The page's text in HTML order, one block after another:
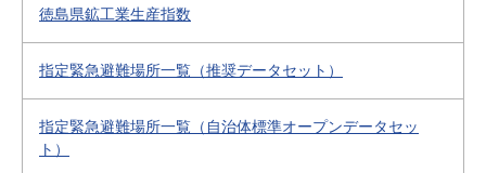
徳島県鉱工業生産指数
指定緊急避難場所一覧（推奨データセット）
指定緊急避難場所一覧（自治体標準オープンデータセッ
ト）